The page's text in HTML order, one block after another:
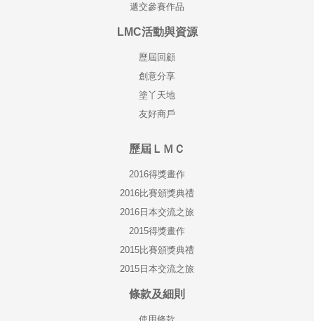
遞交參賽作品
LMC活動與資源
歷屆回顧
創意分享
塗丫天地
友好商戶
歷屆ＬＭＣ
2016得獎畫作
2016比賽頒獎典禮
2016日本交流之旅
2015得獎畫作
2015比賽頒獎典禮
2015日本交流之旅
條款及細則